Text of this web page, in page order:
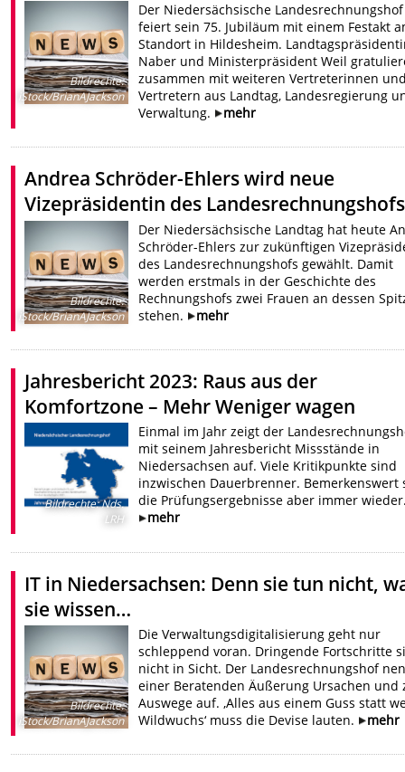
Bildrechte:
iStock/BrianAJackson
Der Niedersächsische Landesrechnungshof
feiert sein 75. Jubiläum mit einem Festakt
Standort in Hildesheim.
Naber und Ministerpräsident Weil
zusammen mit weiteren Vertreterinnen
Vertretern aus Landtag, Landesregierung
Verwaltung.
mehr
Andrea Schröder-Ehlers wird neue
Vizepräsidentin des Landesrechnungshofs
Bildrechte:
iStock/BrianAJackson
Der Niedersächsische Landtag hat heute
Schröder-Ehlers zur zukünftigen
des Landesrechnungshofs gewählt. Damit
werden erstmals in der Geschichte des
Rechnungshofs zwei Frauen an dessen
stehen.
mehr
Jahresbericht 2023: Raus aus der
Komfortzone – Mehr Weniger wagen
Bildrechte:Nds.
LRH
Einmal im Jahr zeigt der
mit seinem Jahresbericht Missstände in
Niedersachsen auf. Viele Kritikpunkte sind
inzwischen Dauerbrenner. Bemerkenswert
die Prüfungsergebnisse aber immer
mehr
IT in Niedersachsen: Denn sie tun nicht,
sie wissen…
Bildrechte:
iStock/BrianAJackson
Die Verwaltungsdigitalisierung geht nur
schleppend voran. Dringende Fortschritte
nicht in Sicht. Der Landesrechnungshof
einer Beratenden Äußerung Ursachen und
Auswege auf. ‚Alles aus einem Guss statt
Wildwuchs‘ muss die Devise lauten.
mehr